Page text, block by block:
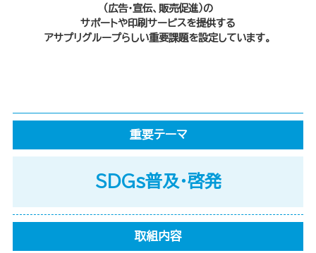
（広告・宣伝、販売促進）の
サポートや印刷サービスを提供する
アサプリグループらしい重要課題を設定しています。
重要テーマ
SDGs普及・啓発
取組内容